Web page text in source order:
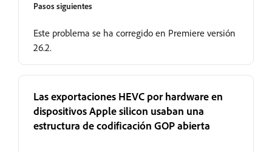
Pasos siguientes
Este problema se ha corregido en Premiere versión
26.2.
Las exportaciones HEVC por hardware en
dispositivos Apple silicon usaban una
estructura de codificación GOP abierta